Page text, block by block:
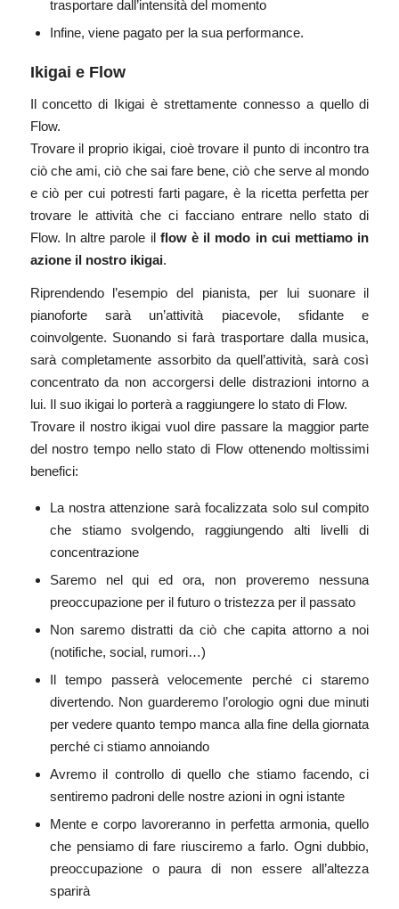
trasportare dall’intensità del momento
Infine, viene pagato per la sua performance.
Ikigai e Flow
Il concetto di Ikigai è strettamente connesso a quello di
Flow.
Trovare il proprio ikigai, cioè trovare il punto di incontro tra
ciò che ami, ciò che sai fare bene, ciò che serve al mondo
e ciò per cui potresti farti pagare, è la ricetta perfetta per
trovare le attività che ci facciano entrare nello stato di
Flow. In altre parole il flow è il modo in cui mettiamo in
azione il nostro ikigai.
Riprendendo l’esempio del pianista, per lui suonare il
pianoforte sarà un’attività piacevole, sfidante e
coinvolgente. Suonando si farà trasportare dalla musica,
sarà completamente assorbito da quell’attività, sarà così
concentrato da non accorgersi delle distrazioni intorno a
lui. Il suo ikigai lo porterà a raggiungere lo stato di Flow.
Trovare il nostro ikigai vuol dire passare la maggior parte
del nostro tempo nello stato di Flow ottenendo moltissimi
benefici:
La nostra attenzione sarà focalizzata solo sul compito
che stiamo svolgendo, raggiungendo alti livelli di
concentrazione
Saremo nel qui ed ora, non proveremo nessuna
preoccupazione per il futuro o tristezza per il passato
Non saremo distratti da ciò che capita attorno a noi
(notifiche, social, rumori…)
Il tempo passerà velocemente perché ci staremo
divertendo. Non guarderemo l’orologio ogni due minuti
per vedere quanto tempo manca alla fine della giornata
perché ci stiamo annoiando
Avremo il controllo di quello che stiamo facendo, ci
sentiremo padroni delle nostre azioni in ogni istante
Mente e corpo lavoreranno in perfetta armonia, quello
che pensiamo di fare riusciremo a farlo. Ogni dubbio,
preoccupazione o paura di non essere all’altezza
sparirà